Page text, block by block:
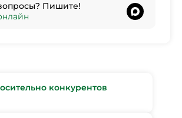
Пишите!
конкурентов